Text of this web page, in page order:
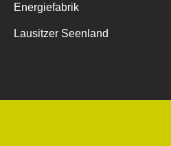
Energiefabrik
Lausitzer Seenland